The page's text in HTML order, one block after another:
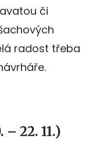
či
radost třeba
22. 11.)